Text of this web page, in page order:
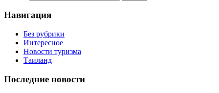
Навигация
Без рубрики
Интересное
Новости туризма
Таиланд
Последние новости